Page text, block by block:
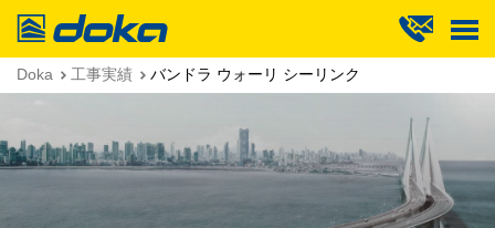
Doka
Doka 工事実績 バンドラ ウォーリ シーリンク